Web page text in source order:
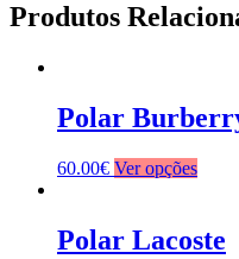
Produtos
Polar
60.00€ Ver opções
Polar Lacoste